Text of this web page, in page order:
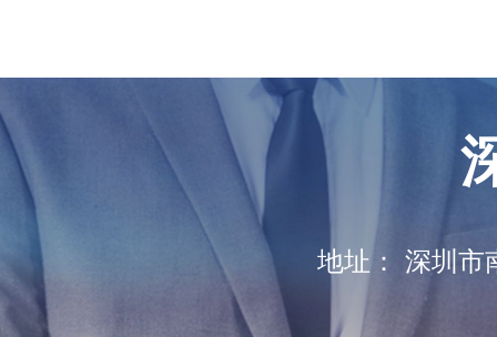
地址： 深圳市